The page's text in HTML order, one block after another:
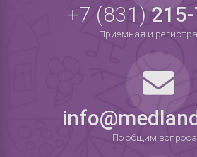
+7 (831)
Приемная и
По общим